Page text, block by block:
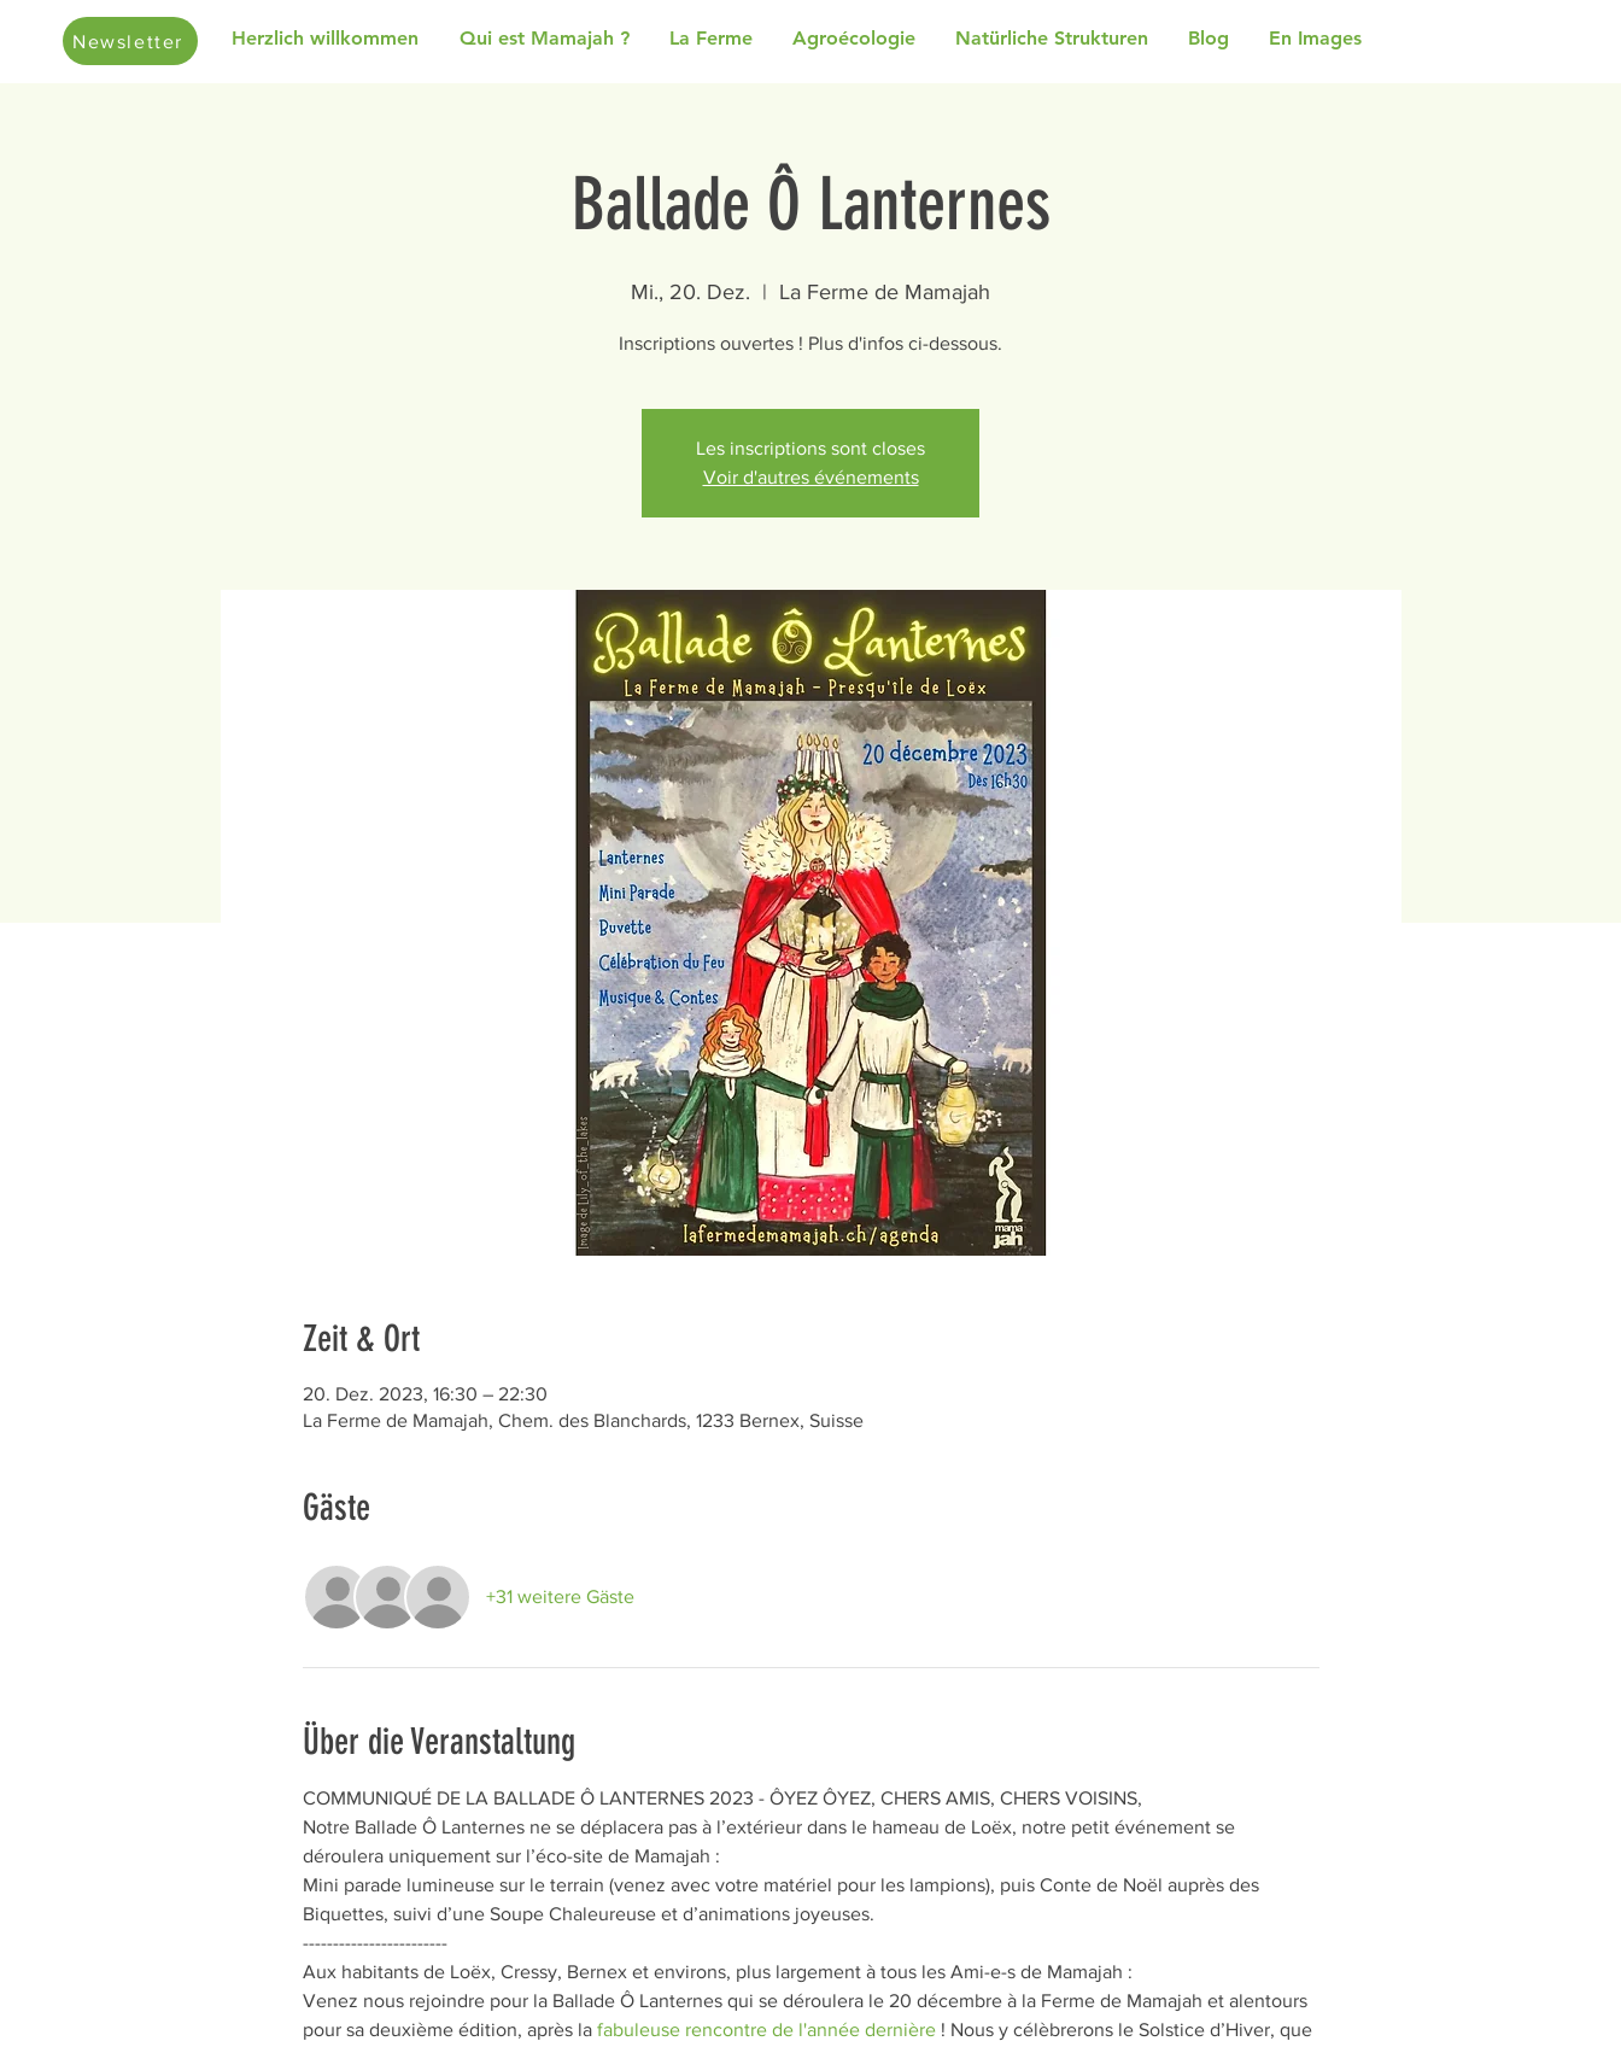
Newsletter Herzlich willkommen Qui est Mamajah ? La Ferme Agroécologie Natürliche Strukturen Blog En Images
Ballade Ô Lanternes
Mi., 20. Dez.
  |
La Ferme de Mamajah
Inscriptions ouvertes ! Plus d'infos ci-dessous.
Les inscriptions sont closes
Voir d'autres événements
Zeit & Ort
20. Dez. 2023, 16:30 – 22:30
La Ferme de Mamajah, Chem. des Blanchards, 1233 Bernex, Suisse
Gäste
+31 weitere Gäste
Über die Veranstaltung
COMMUNIQUÉ DE LA BALLADE Ô LANTERNES 2023 - ÔYEZ ÔYEZ, CHERS AMIS, CHERS VOISINS,
Notre Ballade Ô Lanternes ne se déplacera pas à l’extérieur dans le hameau de Loëx, notre petit événement se
déroulera uniquement sur l’éco-site de Mamajah :
Mini parade lumineuse sur le terrain (venez avec votre matériel pour les lampions), puis Conte de Noël auprès des
Biquettes, suivi d’une Soupe Chaleureuse et d’animations joyeuses.
------------------------
Aux habitants de Loëx, Cressy, Bernex et environs, plus largement à tous les Ami-e-s de Mamajah :
Venez nous rejoindre pour la Ballade Ô Lanternes qui se déroulera le 20 décembre à la Ferme de Mamajah et alentours
pour sa deuxième édition, après la fabuleuse rencontre de l'année dernière ! Nous y célèbrerons le Solstice d’Hiver, que